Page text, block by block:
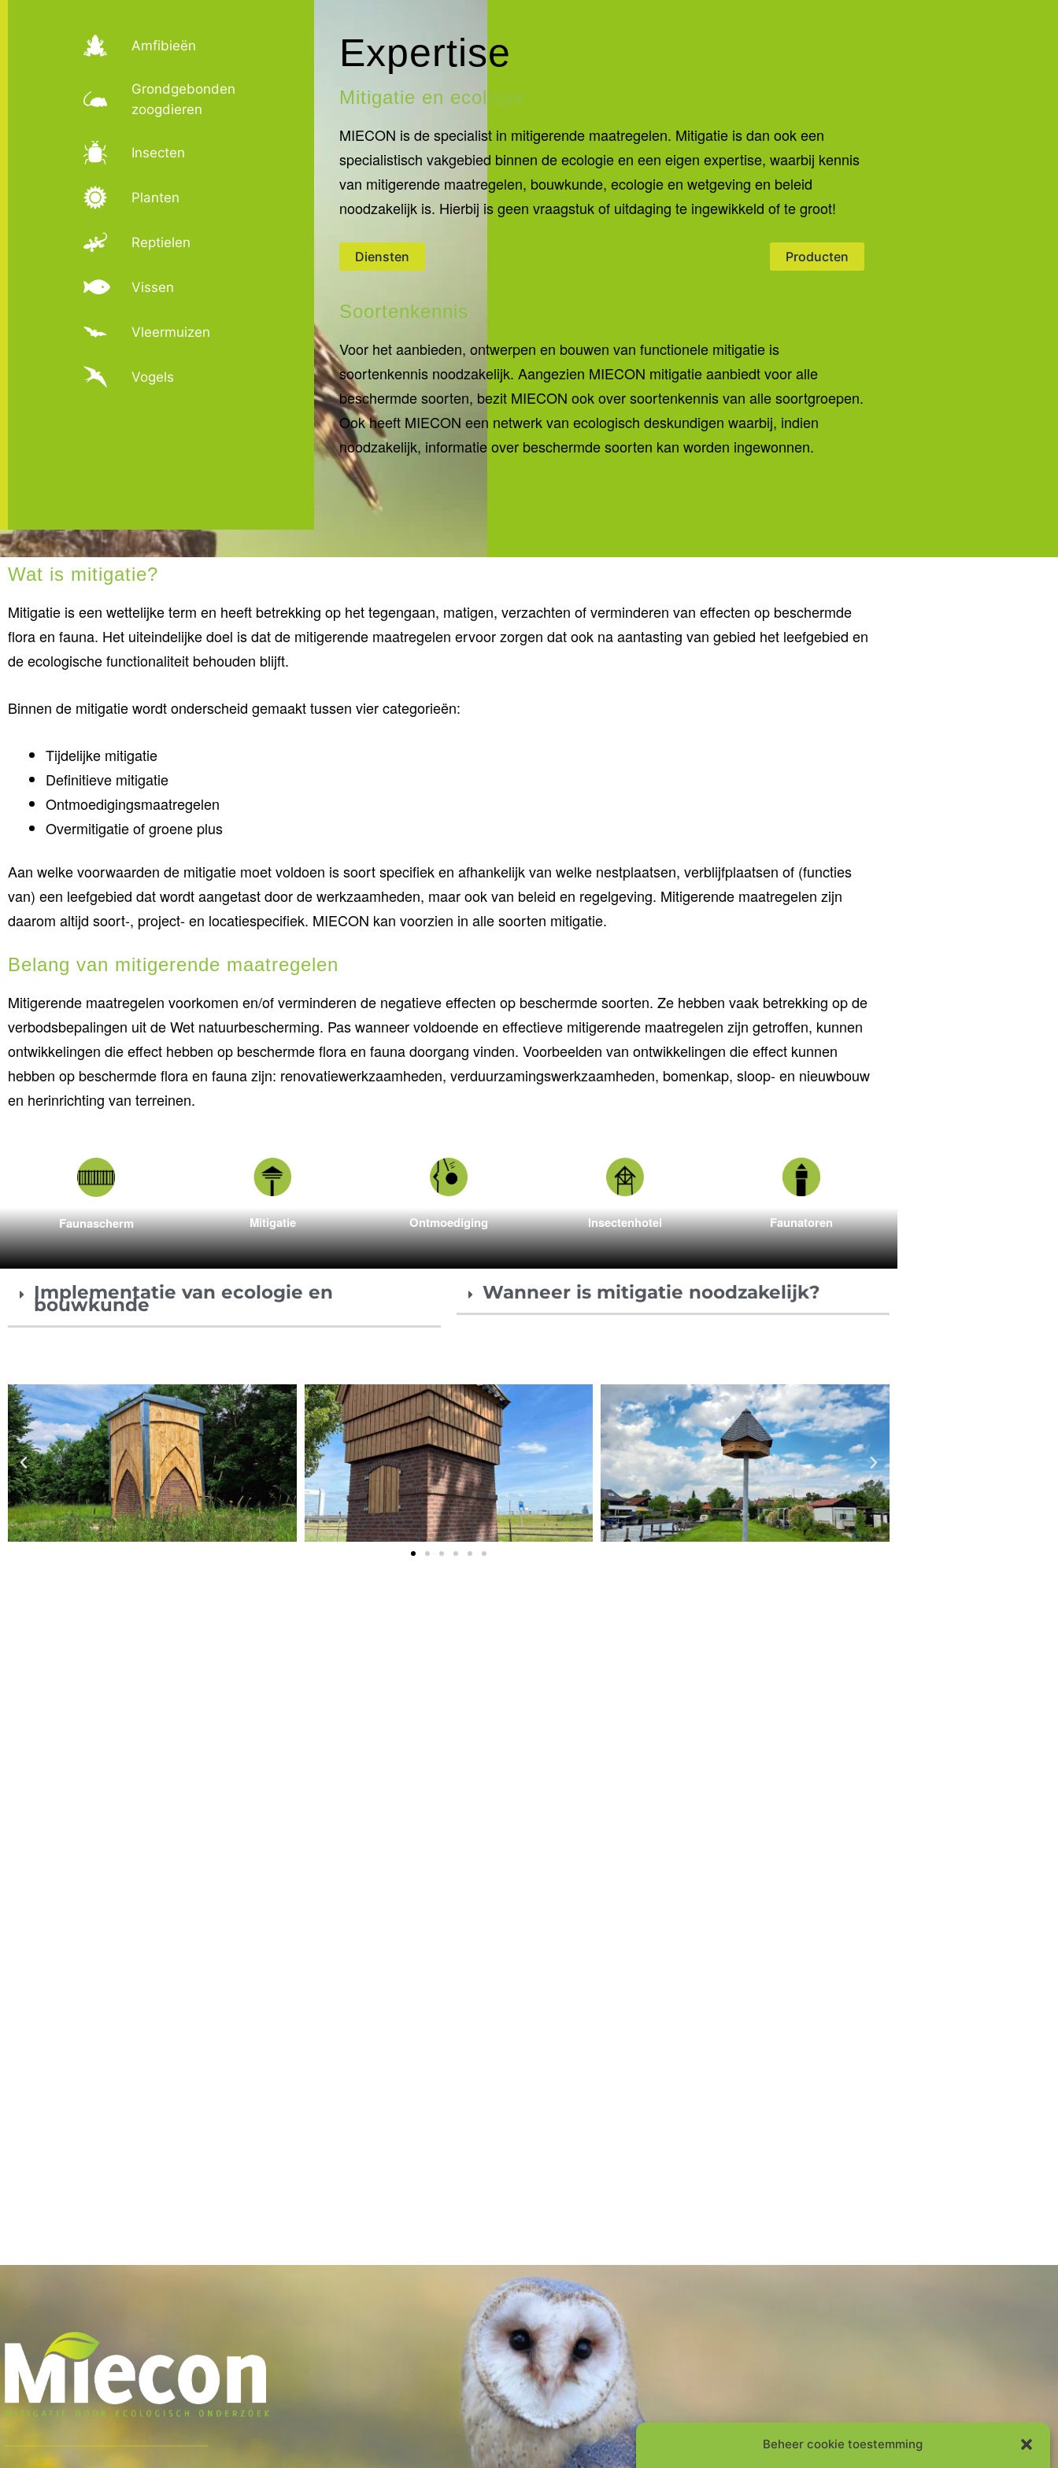
Beheer cookie toestemming
Amfibieën
Grondgebonden
zoogdieren
Insecten
Planten
Reptielen
Vissen
Vleermuizen
Vogels
Expertise
Mitigatie en ecologie
MIECON is de specialist in mitigerende maatregelen. Mitigatie is dan ook een
specialistisch vakgebied binnen de ecologie en een eigen expertise, waarbij kennis
van mitigerende maatregelen, bouwkunde, ecologie en wetgeving en beleid
noodzakelijk is. Hierbij is geen vraagstuk of uitdaging te ingewikkeld of te groot!
Diensten Producten
Soortenkennis
Voor het aanbieden, ontwerpen en bouwen van functionele mitigatie is
soortenkennis noodzakelijk. Aangezien MIECON mitigatie aanbiedt voor alle
beschermde soorten, bezit MIECON ook over soortenkennis van alle soortgroepen.
Ook heeft MIECON een netwerk van ecologisch deskundigen waarbij, indien
noodzakelijk, informatie over beschermde soorten kan worden ingewonnen.
Wat is mitigatie?
Mitigatie is een wettelijke term en heeft betrekking op het tegengaan, matigen, verzachten of verminderen van effecten op beschermde
flora en fauna. Het uiteindelijke doel is dat de mitigerende maatregelen ervoor zorgen dat ook na aantasting van gebied het leefgebied en
de ecologische functionaliteit behouden blijft.
Binnen de mitigatie wordt onderscheid gemaakt tussen vier categorieën:
Tijdelijke mitigatie
Definitieve mitigatie
Ontmoedigingsmaatregelen
Overmitigatie of groene plus
Aan welke voorwaarden de mitigatie moet voldoen is soort specifiek en afhankelijk van welke nestplaatsen, verblijfplaatsen of (functies
van) een leefgebied dat wordt aangetast door de werkzaamheden, maar ook van beleid en regelgeving. Mitigerende maatregelen zijn
daarom altijd soort-, project- en locatiespecifiek. MIECON kan voorzien in alle soorten mitigatie.
Belang van mitigerende maatregelen
Mitigerende maatregelen voorkomen en/of verminderen de negatieve effecten op beschermde soorten. Ze hebben vaak betrekking op de
verbodsbepalingen uit de Wet natuurbescherming. Pas wanneer voldoende en effectieve mitigerende maatregelen zijn getroffen, kunnen
ontwikkelingen die effect hebben op beschermde flora en fauna doorgang vinden. Voorbeelden van ontwikkelingen die effect kunnen
hebben op beschermde flora en fauna zijn: renovatiewerkzaamheden, verduurzamingswerkzaamheden, bomenkap, sloop- en nieuwbouw
en herinrichting van terreinen.
Faunascherm Mitigatie Ontmoediging Insectenhotel Faunatoren
Implementatie van ecologie en
bouwkunde
Wanneer is mitigatie noodzakelijk?